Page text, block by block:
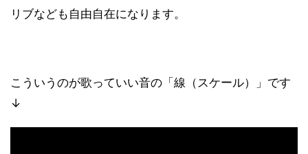
リブなども自由自在になります。
こういうのが歌っていい音の「線（スケール）」です
↓